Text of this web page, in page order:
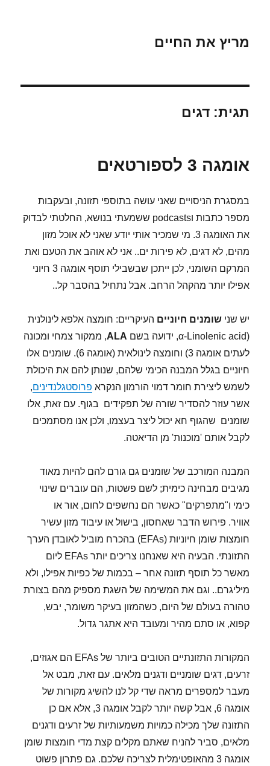
מריץ את החיים
תגית:דגים
אומגה 3 לספורטאים
במסגרת הניסויים שאני עושה בתוספי תזונה, ובעקבות
מספר כתבות וpodcasts ששמעתי בנושא, החלטתי לבדוק
את האומגה 3. מי שמכיר אותי יודע שאני לא אוכל מזון
מהים, לא דגים, לא פירות ים.. אני לא אוהב את הטעם ואת
המרקם השומני, לכן ייתכן שבשבילי תוסף אומגה 3 חיוני
אפילו יותר מהקהל הרחב. אבל נתחיל בהסבר קל..
יש שנישומנים חיוניים העיקריים: חומצה אלפא לינולנית
(α-Linolenic acid, ידועה בשם
ALA, ממקור צמחי ומכונה
לעתים אומגה 3) וחומצה לינולאית (אומגה 6). שומנים אלו
חיוניים בגלל המבנה הכימי שלהם, שנותן להם את היכולת
לשמש ליצירת חומר דמוי הורמון הנקרא פרוסטגלנדינים,
אשר עוזר להסדיר שורה של תפקידים בגוף. עם זאת, אלו
שומנים שהגוף חא יכול ליצר בעצמו, ולכן אנו מסתמכים
לקבל אותם 'מוכנות' מן הדיאטה.
המבנה המורכב של שומנים גם גורם להם להיות מאוד
מגיבים מבחינה כימית; לשם פשטות, הם עוברים שינוי
כימי ו"מתפרקים" כאשר הם נחשפים לחום, אור או
אוויר. פירוש הדבר שאחסון, בישול או עיבוד מזון עשיר
חומצות שומן חיוניות (EFAs) בהכרח מוביל לאובדן הערך
התזונתי. הבעיה היא שאנחנו צריכים יותר EFAs ליום
מאשר כל תוסף תזונה אחר – בכמות של כפיות אפילו, ולא
מיליגרם.. וגם את המשימה של השגת מספיק מהם בצורת
טהורה בעולם של היום, כשהמזון בעיקר משומר, יבש,
קפוא, או סתם מהיר ומעובד היא אתגר גדול.
המקורות התזונתיים הטובים ביותר של EFAs הם אגוזים,
זרעים, דגים שומניים ודגנים מלאים. עם זאת, מבט אל
מעבר למספרים מראה שדי קל לנו להשיג מקורות של
אומגה 6, אבל קשה יותר לקבל אומגה 3, אלא אם כן
התזונה שלך מכילה כמויות משמעותיות של זרעים ודגנים
מלאים, סביר להניח שאתם מקלים קצת מדי חומצות שומן
אומגה 3 מהאופטימלית לצריכה שלכם. גם פתרון פשוט